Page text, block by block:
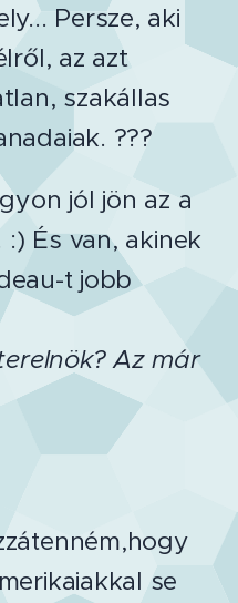
Persze, aki
az azt
szakállas
???
jól jön az a
És van, akinek
t jobb
Az már
se